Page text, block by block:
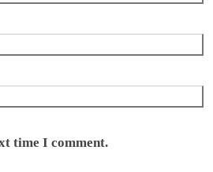
time I comment.